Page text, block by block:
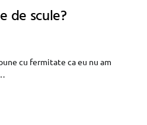
de scule?
cu fermitate ca eu nu am